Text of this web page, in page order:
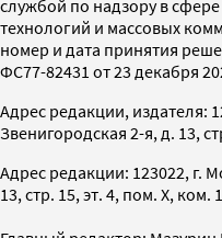
службой по надзору в
технологий и массовых
номер и дата принятия
ФС77-82431 от 23 декабря
Адрес редакции, издателя:
Звенигородская 2-я, д. 13,
Адрес редакции: 123022, г.
13, стр. 15, эт. 4, пом. X, ком. 1